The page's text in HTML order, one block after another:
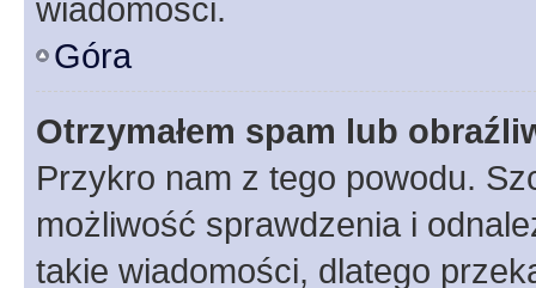
wiadomości.
Góra
Otrzymałem spam lub
Przykro nam z tego powodu.
możliwość sprawdzenia i
takie wiadomości, dlatego